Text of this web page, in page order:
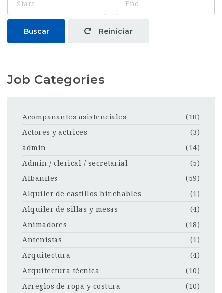
Buscar Reiniciar
Job Categories
Acompañantes asistenciales
(18)
Actores y actrices
(3)
admin
(14)
Admin / clerical / secretarial
(5)
Albañiles
(59)
Alquiler de castillos hinchables
(1)
Alquiler de sillas y mesas
(4)
Animadores
(18)
Antenistas
(1)
Arquitectura
(4)
Arquitectura técnica
(10)
Arreglos de ropa y costura
(10)